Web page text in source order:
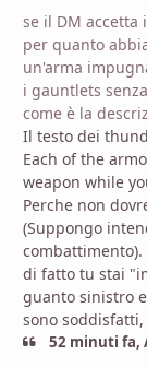
se il DM accetta
per quanto
un'arma
i gauntlets
come è la
Il testo dei
Each of the
weapon while
Perche non
(Suppongo
di fatto tu stai
guanto sinistro
sono soddisfatti,
52 minuti fa,